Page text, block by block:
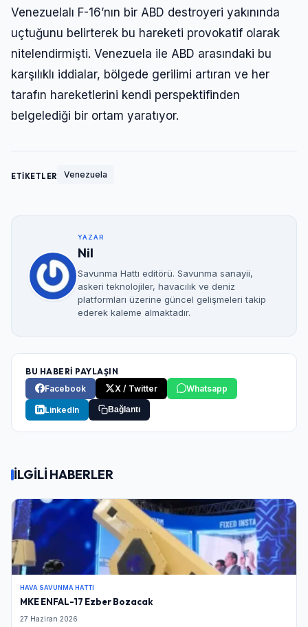
Venezuelalı F-16’nın bir ABD destroyeri yakınında
uçtuğunu belirterek bu hareketi provokatif olarak
nitelendirmişti. Venezuela ile ABD arasındaki bu
karşılıklı iddialar, bölgede gerilimi artıran ve her
tarafın hareketlerini kendi perspektifinden
belgelediği bir ortam yaratıyor.
ETİKETLER Venezuela
YAZAR
Nil
Savunma Hattı editörü. Savunma sanayii,
askeri teknolojiler, havacılık ve deniz
platformları üzerine güncel gelişmeleri takip
ederek kaleme almaktadır.
BU HABERİ PAYLAŞIN
Facebook
X / Twitter Whatsapp
LinkedIn Bağlantı
İLGİLİ HABERLER
HAVA SAVUNMA HATTI
MKE ENFAL-17 Ezber Bozacak
27 Haziran 2026